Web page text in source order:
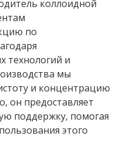
коллоидной
по
технологий и
мы
и концентрацию
он предоставляет
поддержку, помогая
этого